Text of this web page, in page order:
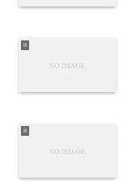
it
it